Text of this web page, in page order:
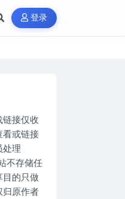
登录
接仅收
看或链接
处理
不存储任
的只做
归原作者